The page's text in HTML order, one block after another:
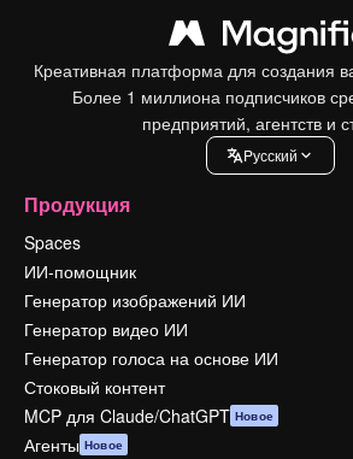
Креативная платформа для создания
Более 1 миллиона подписчиков
предприятий, агентств и
Pусский
Продукция
Spaces
ИИ-помощник
Генератор изображений ИИ
Генератор видео ИИ
Генератор голоса на основе ИИ
Стоковый контент
MCP для Claude/ChatGPT Новое
Агенты Новое